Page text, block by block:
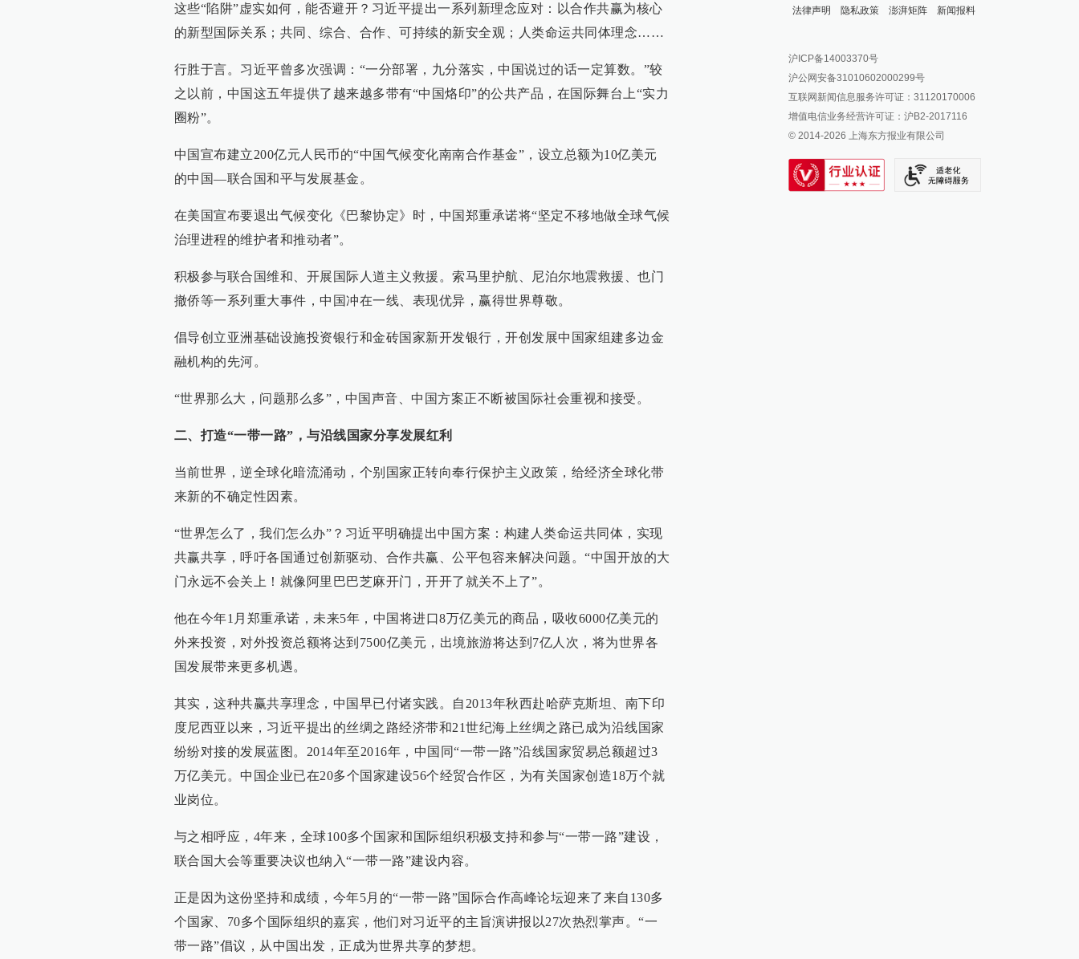
这些“陷阱”虚实如何，能否避开？习近平提出一系列新理念应对：以合作共赢为核心
的新型国际关系；共同、综合、合作、可持续的新安全观；人类命运共同体理念……
行胜于言。习近平曾多次强调：“一分部署，九分落实，中国说过的话一定算数。”较
之以前，中国这五年提供了越来越多带有“中国烙印”的公共产品，在国际舞台上“实力
圈粉”。
中国宣布建立200亿元人民币的“中国气候变化南南合作基金”，设立总额为10亿美元
的中国—联合国和平与发展基金。
在美国宣布要退出气候变化《巴黎协定》时，中国郑重承诺将“坚定不移地做全球气候
治理进程的维护者和推动者”。
积极参与联合国维和、开展国际人道主义救援。索马里护航、尼泊尔地震救援、也门
撤侨等一系列重大事件，中国冲在一线、表现优异，赢得世界尊敬。
倡导创立亚洲基础设施投资银行和金砖国家新开发银行，开创发展中国家组建多边金
融机构的先河。
“世界那么大，问题那么多”，中国声音、中国方案正不断被国际社会重视和接受。
二、打造“一带一路”，与沿线国家分享发展红利
当前世界，逆全球化暗流涌动，个别国家正转向奉行保护主义政策，给经济全球化带
来新的不确定性因素。
“世界怎么了，我们怎么办”？习近平明确提出中国方案：构建人类命运共同体，实现
共赢共享，呼吁各国通过创新驱动、合作共赢、公平包容来解决问题。“中国开放的大
门永远不会关上！就像阿里巴巴芝麻开门，开开了就关不上了”。
他在今年1月郑重承诺，未来5年，中国将进口8万亿美元的商品，吸收6000亿美元的
外来投资，对外投资总额将达到7500亿美元，出境旅游将达到7亿人次，将为世界各
国发展带来更多机遇。
其实，这种共赢共享理念，中国早已付诸实践。自2013年秋西赴哈萨克斯坦、南下印
度尼西亚以来，习近平提出的丝绸之路经济带和21世纪海上丝绸之路已成为沿线国家
纷纷对接的发展蓝图。2014年至2016年，中国同“一带一路”沿线国家贸易总额超过3
万亿美元。中国企业已在20多个国家建设56个经贸合作区，为有关国家创造18万个就
业岗位。
与之相呼应，4年来，全球100多个国家和国际组织积极支持和参与“一带一路”建设，
联合国大会等重要决议也纳入“一带一路”建设内容。
正是因为这份坚持和成绩，今年5月的“一带一路”国际合作高峰论坛迎来了来自130多
个国家、70多个国际组织的嘉宾，他们对习近平的主旨演讲报以27次热烈掌声。“一
带一路”倡议，从中国出发，正成为世界共享的梦想。
法律声明 隐私政策 澎湃矩阵
澎湃新闻公众号
澎湃新闻抖音号
派生万物开放平台
IP SHANGHAI
SIXTH TONE
新闻报料
报料邮箱: news@thepaper.cn
沪ICP备14003370号
沪公网安备31010602000299号
互联网新闻信息服务许可证：31120170006
增值电信业务经营许可证：沪B2-2017116
© 2014-2026 上海东方报业有限公司